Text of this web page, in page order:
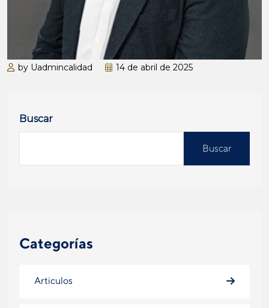
by Uadmincalidad 14 de abril de 2025
Buscar
Buscar
Categorías
Articulos